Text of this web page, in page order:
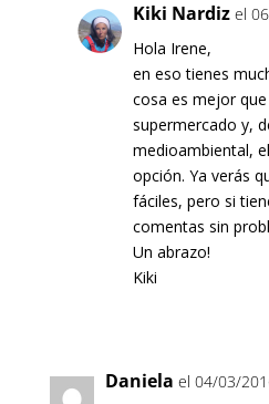
Kiki Nardiz el
Hola Irene,
en eso tienes
cosa es mejor
supermercado y,
medioambiental,
opción. Ya verás
fáciles, pero si
comentas sin
Un abrazo!
Kiki
Daniela el 04/03/